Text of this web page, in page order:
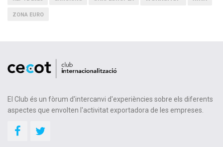
ZONA EURO
El Club és un fòrum d'intercanvi d'experiències sobre els diferents
aspectes que envolten l'activitat exportadora de les empreses.